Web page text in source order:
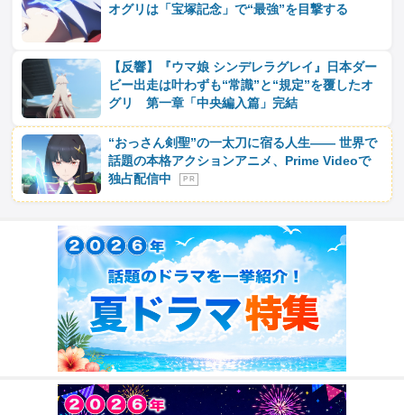
オグリは「宝塚記念」で“最強”を目撃する
【反響】『ウマ娘 シンデレラグレイ』日本ダー
ビー出走は叶わずも“常識”と“規定”を覆したオ
グリ 第一章「中央編入篇」完結
“おっさん剣聖”の一太刀に宿る人生―― 世界で
話題の本格アクションアニメ、Prime Videoで
独占配信中
P R